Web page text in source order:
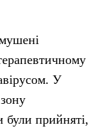
У
були прийняті,